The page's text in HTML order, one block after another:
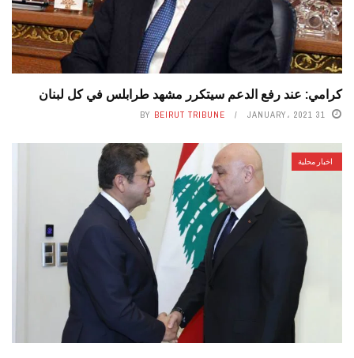
كرامي: عند رفع الدعم سيتكرر مشهد طرابلس في كل لبنان
31 JANUARY، 2021 BY BEIRUT TRIBUNE
اخبار محلية